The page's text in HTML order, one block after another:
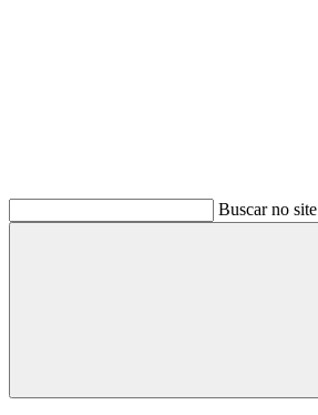
Buscar no site
Buscar